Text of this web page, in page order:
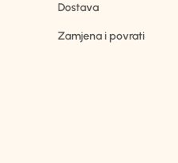
Dostava
Zamjena i povrati